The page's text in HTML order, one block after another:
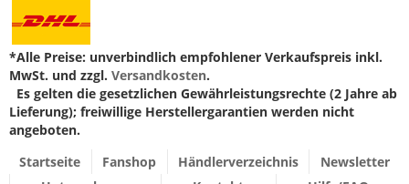
*Alle Preise: unverbindlich empfohlener Verkaufspreis inkl.
MwSt. und zzgl. Versandkosten.
Es gelten die gesetzlichen Gewährleistungsrechte (2 Jahre ab
Lieferung); freiwillige Herstellergarantien werden nicht
angeboten.
Startseite
Fanshop Händlerverzeichnis
Newsletter